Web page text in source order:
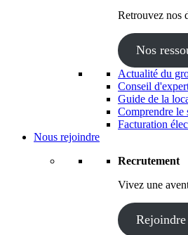
Retrouvez nos
Nos
Actualité du
Conseil
Guide de la
Comprendre
Facturation
Nous rejoindre
Recrutement
Vivez une